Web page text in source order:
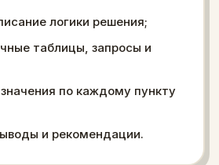
логики решения;
таблицы, запросы и
по каждому пункту
и рекомендации.